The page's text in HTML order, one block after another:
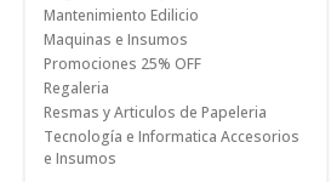
Mantenimiento Edilicio
Maquinas e Insumos
Promociones 25% OFF
Regaleria
Resmas y Articulos de Papeleria
Tecnología e Informatica Accesorios
e Insumos